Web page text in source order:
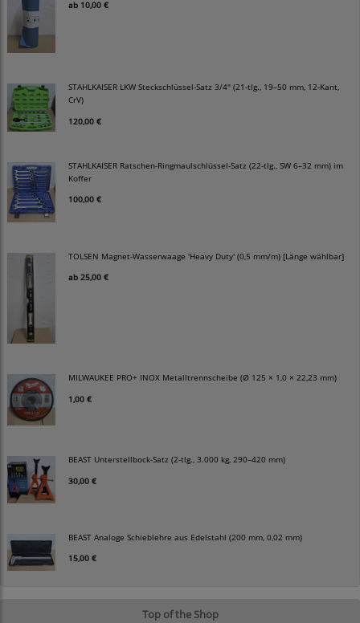
ab 10,00 €
STAHLKAISER LKW Steckschlüssel-Satz 3/4" (21-tlg., 19–50 mm, 12-Kant,
CrV)
120,00 €
STAHLKAISER Ratschen-Ringmaulschlüssel-Satz (22-tlg., SW 6–32 mm) im
Koffer
100,00 €
TOLSEN Magnet-Wasserwaage 'Heavy Duty' (0,5 mm/m) [Länge wählbar]
ab 25,00 €
MILWAUKEE PRO+ INOX Metalltrennscheibe (Ø 125 × 1,0 × 22,23 mm)
1,00 €
BEAST Unterstellbock-Satz (2-tlg., 3.000 kg, 290–420 mm)
30,00 €
BEAST Analoge Schieblehre aus Edelstahl (200 mm, 0,02 mm)
15,00 €
Top of the Shop